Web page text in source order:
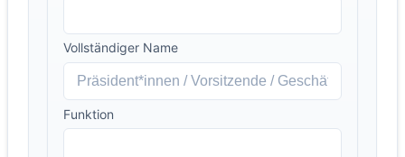
Vollständiger Name
Funktion